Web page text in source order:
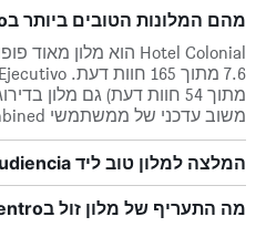
המציגים
את
ימי
השבוע.
התרשים
כולל
1
ציר
Y
המציג
מהם המלונות הטובים ביותר בCentro?
משוב עדכני של ממשתמשי HotelsCombined.
המלצה למלון טוב ליד Playa La Audiencia?
מה התעריף של מלון זול בCentro?